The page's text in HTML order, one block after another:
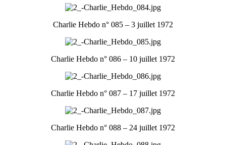
Charlie Hebdo n° 085 – 3 juillet 1972
Charlie Hebdo n° 086 – 10 juillet 1972
Charlie Hebdo n° 087 – 17 juillet 1972
Charlie Hebdo n° 088 – 24 juillet 1972